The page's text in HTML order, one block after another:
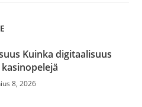
Kuinka digitaalisuus
8, 2026